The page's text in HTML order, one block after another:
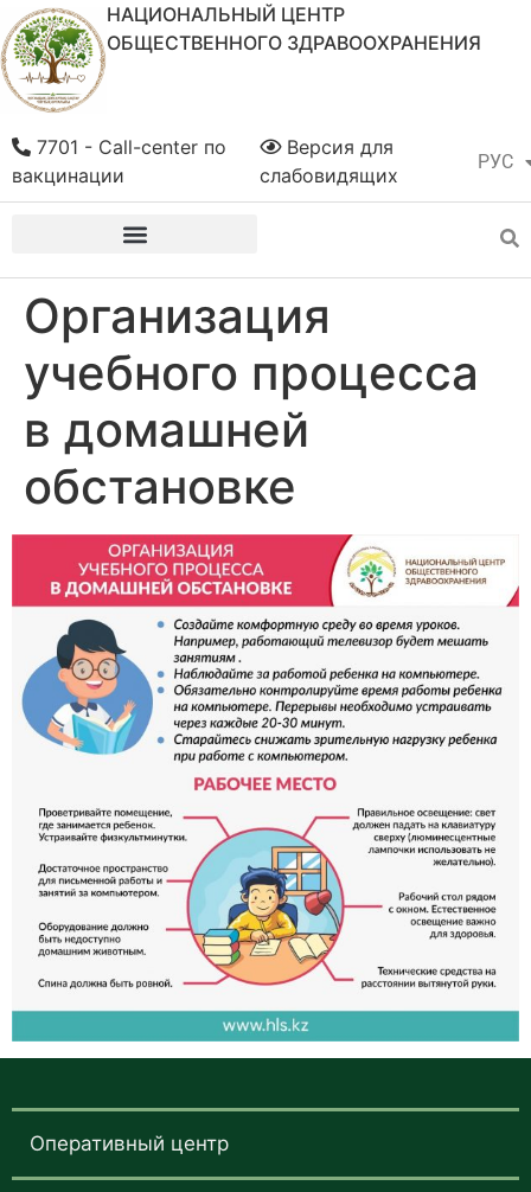
НАЦИОНАЛЬНЫЙ ЦЕНТР
ОБЩЕСТВЕННОГО ЗДРАВООХРАНЕНИЯ
РУС
ҚАЗ
Версия для
слабовидящих
7701 - Call-center по
вакцинации
Организация
учебного процесса
в домашней
обстановке
Оперативный центр